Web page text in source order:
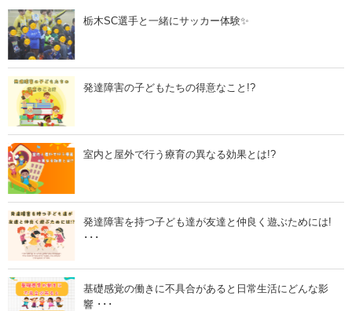
栃木SC選手と一緒にサッカー体験✨
発達障害の子どもたちの得意なこと!?
室内と屋外で行う療育の異なる効果とは!?
発達障害を持つ子ども達が友達と仲良く遊ぶためには!
･･･
基礎感覚の働きに不具合があると日常生活にどんな影
響 ･･･